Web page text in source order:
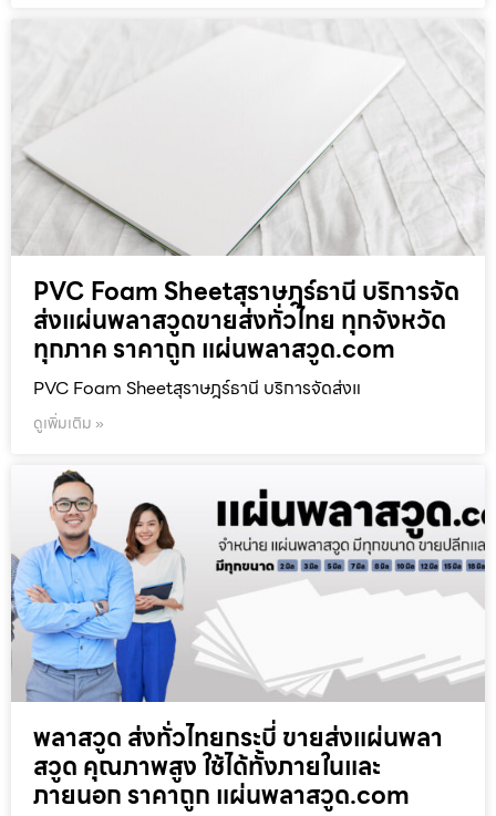
PVC Foam Sheetสุราษฎร์ธานี บริการจัด
ส่งแผ่นพลาสวูดขายส่งทั่วไทย ทุกจังหวัด
ทุกภาค ราคาถูก แผ่นพลาสวูด.com
PVC Foam Sheetสุราษฎร์ธานี บริการจัดส่งแ
ดูเพิ่มเติม »
พลาสวูด ส่งทั่วไทยกระบี่ ขายส่งแผ่นพลา
สวูด คุณภาพสูง ใช้ได้ทั้งภายในและ
ภายนอก ราคาถูก แผ่นพลาสวูด.com